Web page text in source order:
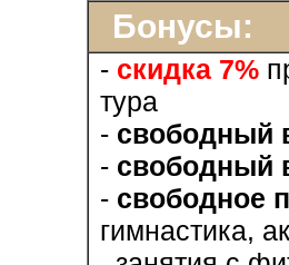
Бонусы:
- скидка 7%
тура
- свободный
- свободный
- свободное
гимнастика,